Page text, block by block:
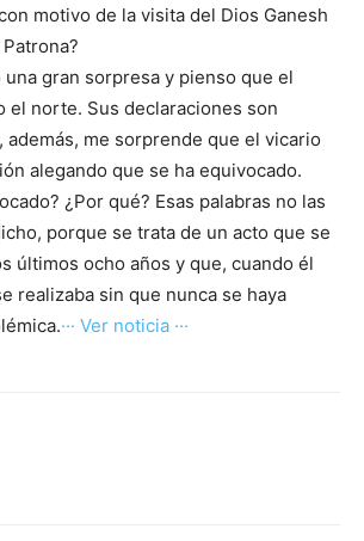
motivo de la visita del Dios Ganesh
una gran sorpresa y pienso que el
el norte. Sus declaraciones son
además, me sorprende que el vicario
alegando que se ha equivocado.
¿Por qué? Esas palabras no las
porque se trata de un acto que se
últimos ocho años y que, cuando él
realizaba sin que nunca se haya
··· Ver noticia ···